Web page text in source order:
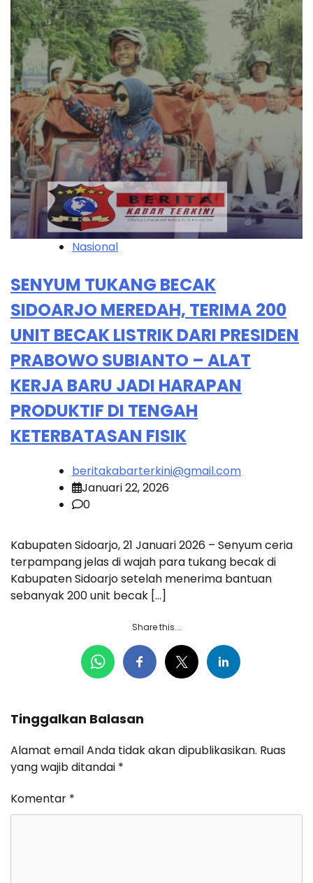
Nasional
SENYUM TUKANG BECAK
SIDOARJO MEREDAH, TERIMA 200
UNIT BECAK LISTRIK DARI PRESIDEN
PRABOWO SUBIANTO – ALAT
KERJA BARU JADI HARAPAN
PRODUKTIF DI TENGAH
KETERBATASAN FISIK
beritakabarterkini@gmail.com
Januari 22, 2026
0
Kabupaten Sidoarjo, 21 Januari 2026 – Senyum ceria
terpampang jelas di wajah para tukang becak di
Kabupaten Sidoarjo setelah menerima bantuan
sebanyak 200 unit becak […]
Share this...
Tinggalkan Balasan
Alamat email Anda tidak akan dipublikasikan. Ruas
yang wajib ditandai *
Komentar *